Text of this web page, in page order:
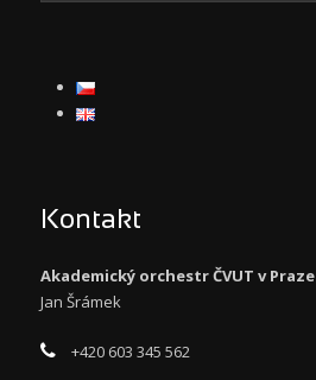
Kontakt
Akademický orchestr ČVUT v Praze
Jan Šrámek
+420 603 345 562